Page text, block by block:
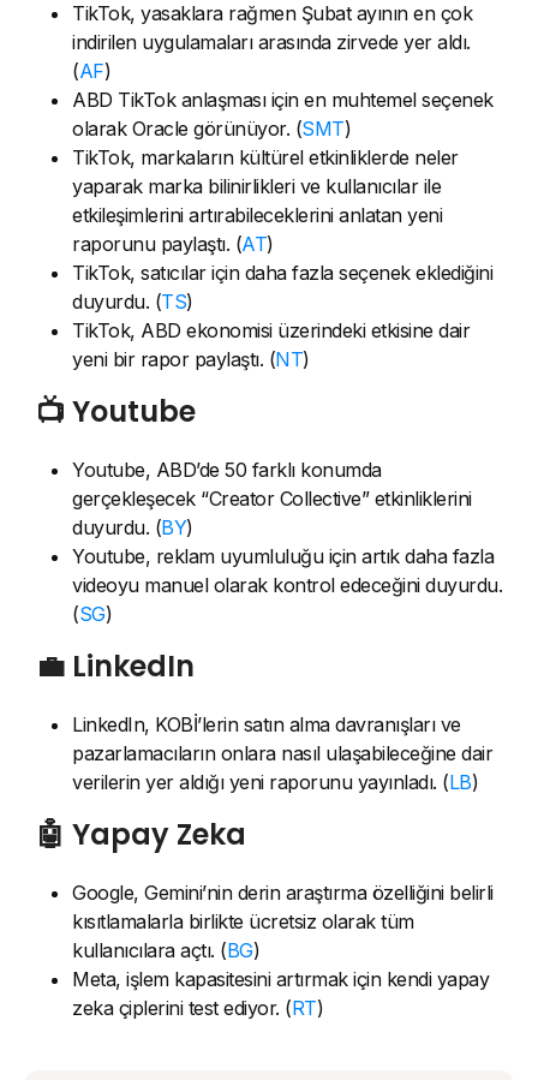
TikTok, yasaklara rağmen Şubat ayının en çok
indirilen uygulamaları arasında zirvede yer aldı.
(AF)
ABD TikTok anlaşması için en muhtemel seçenek
olarak Oracle görünüyor. (SMT)
TikTok, markaların kültürel etkinliklerde neler
yaparak marka bilinirlikleri ve kullanıcılar ile
etkileşimlerini artırabileceklerini anlatan yeni
raporunu paylaştı. (AT)
TikTok, satıcılar için daha fazla seçenek eklediğini
duyurdu. (TS)
TikTok, ABD ekonomisi üzerindeki etkisine dair
yeni bir rapor paylaştı. (NT)
📺 Youtube
Youtube, ABD’de 50 farklı konumda
gerçekleşecek “Creator Collective” etkinliklerini
duyurdu. (BY)
Youtube, reklam uyumluluğu için artık daha fazla
videoyu manuel olarak kontrol edeceğini duyurdu.
(SG)
💼 LinkedIn
LinkedIn, KOBİ’lerin satın alma davranışları ve
pazarlamacıların onlara nasıl ulaşabileceğine dair
verilerin yer aldığı yeni raporunu yayınladı. (LB)
🤖 Yapay Zeka
Google, Gemini’nin derin araştırma özelliğini belirli
kısıtlamalarla birlikte ücretsiz olarak tüm
kullanıcılara açtı. (BG)
Meta, işlem kapasitesini artırmak için kendi yapay
zeka çiplerini test ediyor. (RT)